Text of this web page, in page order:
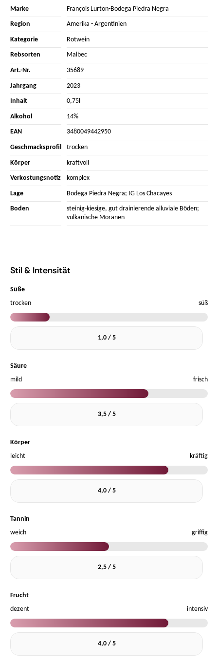
Marke François Lurton-Bodega Piedra Negra
Region Amerika - Argentinien
Kategorie Rotwein
Rebsorten Malbec
Art.-Nr. 35689
Jahrgang 2023
Inhalt 0,75l
Alkohol 14%
EAN 3480049442950
Geschmacksprofil trocken
Körper kraftvoll
Verkostungsnotiz komplex
Lage Bodega Piedra Negra; IG Los Chacayes
Boden
steinig-kiesige, gut drainierende alluviale Böden;
vulkanische Moränen
Stil & Intensität
Süße
trocken
süß
1,0 / 5
Säure
mild
frisch
3,5 / 5
Körper
leicht
kräftig
4,0 / 5
Tannin
weich
griffig
2,5 / 5
Frucht
dezent
intensiv
4,0 / 5